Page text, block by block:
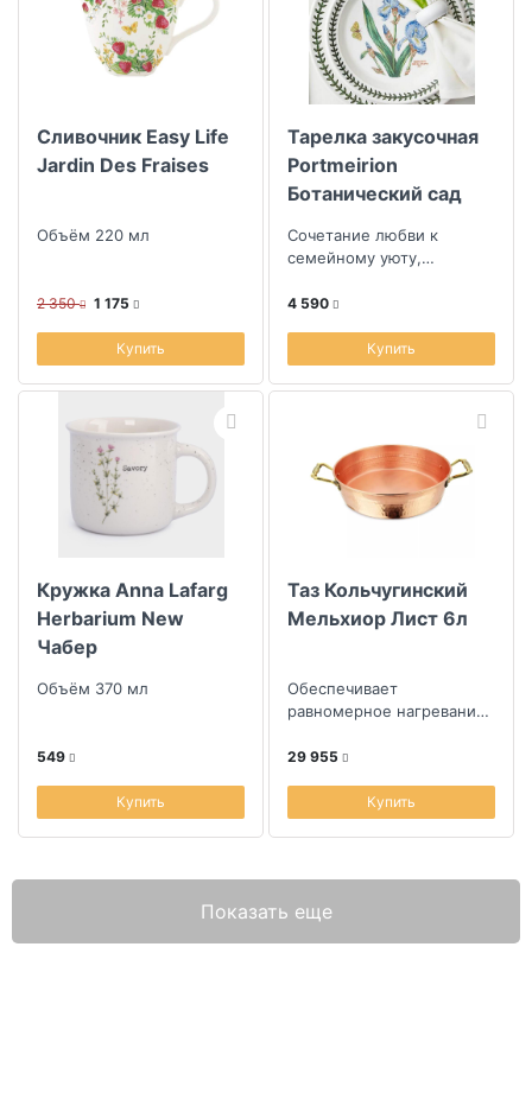
Сливочник Easy Life
Jardin Des Fraises
Объём 220 мл
2 350 1 175
Купить
Тарелка закусочная
Portmeirion
Ботанический сад
Сочетание любви к
семейному уюту,
работы и смелостью
4 590
Купить
Кружка Anna Lafarg
Herbarium New
Чабер
Объём 370 мл
549
Купить
Таз Кольчугинский
Мельхиор Лист 6л
Обеспечивает
равномерное нагревание
29 955
Купить
Показать еще